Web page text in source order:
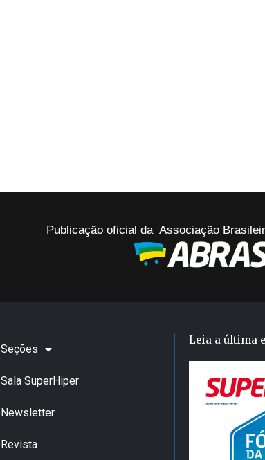
Publicação oficial da Associação
Seções
Sala SuperHiper
Newsletter
Revista
Leia a última